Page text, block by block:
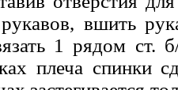
вшить
1 рядом ст.
плеча спинки